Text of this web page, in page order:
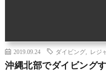
2019.09.24 ダイビング レジ
沖縄北部でダイビング